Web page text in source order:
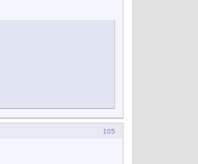
105